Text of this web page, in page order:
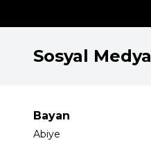
Sosyal Medya
Bayan
Abiye